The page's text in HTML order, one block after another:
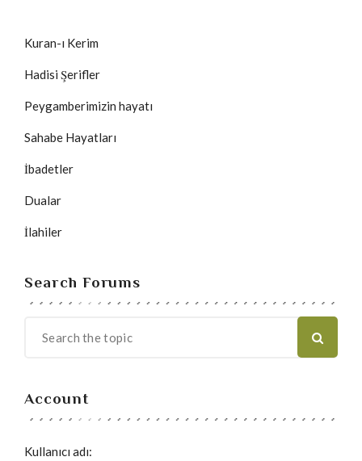
Kuran-ı Kerim
Hadisi Şerifler
Peygamberimizin hayatı
Sahabe Hayatları
İbadetler
Dualar
İlahiler
Search Forums
Account
Kullanıcı adı: